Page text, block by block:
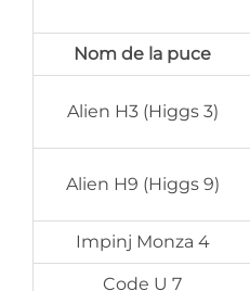
Nom de la puce
Alien H3 (Higgs 3)
Alien H9 (Higgs 9)
Impinj Monza 4
Code U 7